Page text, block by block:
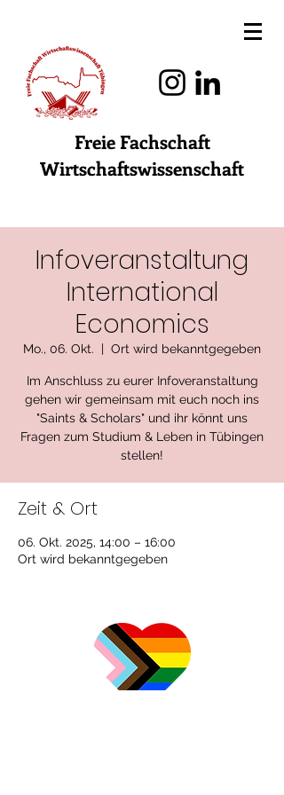
Freie Fachschaft
Wirtschaftswissenschaft
Infoveranstaltung
International
Economics
Mo., 06. Okt.
  |
Ort wird bekanntgegeben
Im Anschluss zu eurer Infoveranstaltung
gehen wir gemeinsam mit euch noch ins
"Saints & Scholars" und ihr könnt uns
Fragen zum Studium & Leben in Tübingen
stellen!
Zeit & Ort
06. Okt. 2025, 14:00 – 16:00
Ort wird bekanntgegeben